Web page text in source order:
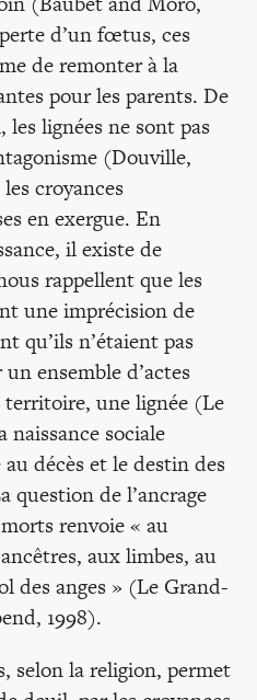
d’un fœtus, ces
de remonter à la
pour les parents. De
lignées ne sont pas
(Douville,
croyances
en exergue. En
il existe de
rappellent que les
une imprécision de
qu’ils n’étaient pas
ensemble d’actes
une lignée (Le
naissance sociale
décès et le destin des
question de l’ancrage
renvoie « au
aux limbes, au
des anges » (Le Grand-
1998).
selon la religion, permet